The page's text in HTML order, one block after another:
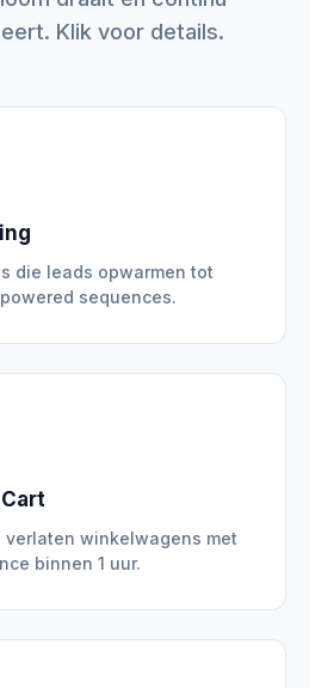
Klik voor details.
die leads opwarmen tot
sequences.
verlaten winkelwagens met
binnen 1 uur.